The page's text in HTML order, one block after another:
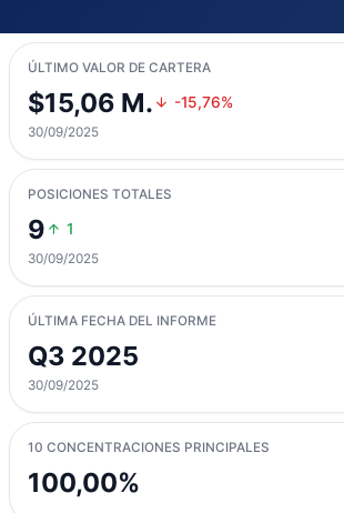
ÚLTIMO VALOR DE CARTERA
$15,06 M. -15,76%
30/09/2025
POSICIONES TOTALES
9 1
30/09/2025
ÚLTIMA FECHA DEL INFORME
Q3 2025
30/09/2025
10 CONCENTRACIONES PRINCIPALES
100,00%